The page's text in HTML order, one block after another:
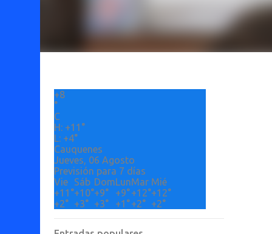
+8
°
C
H: +11°
L: +4°
Cauquenes
Jueves, 06 Agosto
Previsión para 7 días
Vie
Sáb DomLunMar Mié
+11°+10°+9° +9°+12°+12°
+2° +3° +3° +1°+2° +2°